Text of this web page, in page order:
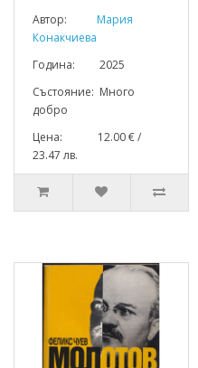
Автор:
Мария
Конакчиева
Година: 2025
Състояние: Много
добро
Цена: 12.00 € /
23.47 лв.